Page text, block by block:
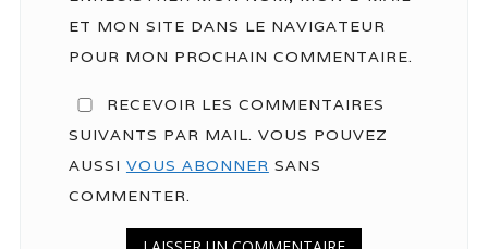
ET MON SITE DANS LE NAVIGATEUR
POUR MON PROCHAIN COMMENTAIRE.
RECEVOIR LES COMMENTAIRES
SUIVANTS PAR MAIL. VOUS POUVEZ
AUSSI VOUS ABONNER SANS
COMMENTER.